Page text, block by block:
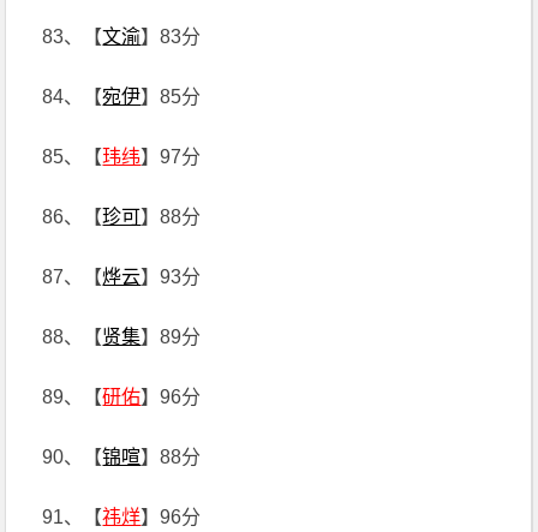
83、【文渝】83分
84、【宛伊】85分
85、【玮纬】97分
86、【珍可】88分
87、【烨云】93分
88、【贤集】89分
89、【研佑】96分
90、【锦喧】88分
91、【祎烊】96分